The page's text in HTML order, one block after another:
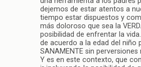
dejemos de estar atentos a
tiempo estar dispuestos y
más doloroso que sea la
posibilidad de enfrentar la
de acuerdo a la edad del niño
SANAMENTE sin
Y es en este contexto, que